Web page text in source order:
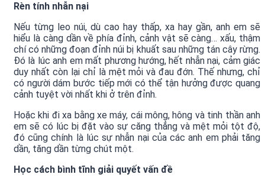
Rèn tính nhẫn nại
Nếu từng leo núi, dù cao hay thấp, xa hay gần, anh em sẽ
hiểu là càng dần về phía đỉnh, cảnh vật sẽ càng… xấu, thậm
chí có những đoạn đỉnh núi bị khuất sau những tán cây rừng.
Đó là lúc anh em mất phương hướng, hết nhẫn nại, cảm giác
duy nhất còn lại chỉ là mệt mỏi và đau đớn. Thế nhưng, chỉ
có người dám bước tiếp mới có thể tận hưởng được quang
cảnh tuyệt vời nhất khi ở trên đỉnh.
Hoặc khi đi xa bằng xe máy, cái mông, hông và tinh thần anh
em sẽ có lúc bị đặt vào sự căng thẳng và mệt mỏi tột độ,
đó cũng chính là lúc sự nhẫn nại của các anh em phải tăng
dần, tăng dần từng chút một.
Học cách bình tĩnh giải quyết vấn đề